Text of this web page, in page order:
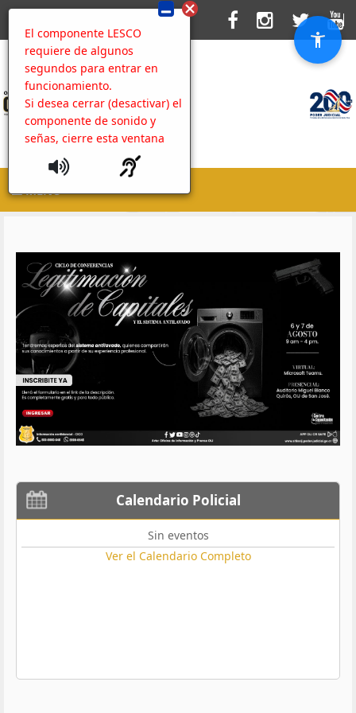
El componente LESCO
requiere de algunos
segundos para entrar en
funcionamiento.
Si desea cerrar (desactivar) el
componente de sonido y
señas, cierre esta ventana
MENU
Calendario Policial
Sin eventos
Ver el Calendario Completo